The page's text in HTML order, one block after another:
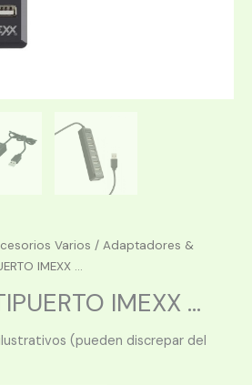
Varios / Adaptadores &
IMEXX ...
IMEXX ...
(pueden discrepar del